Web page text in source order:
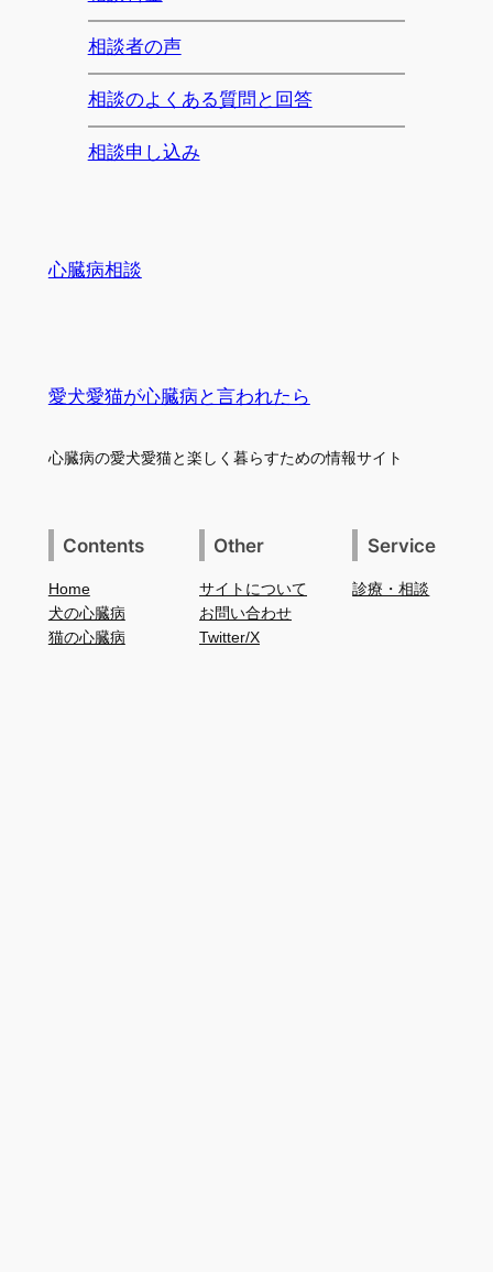
相談者の声
相談のよくある質問と回答
相談申し込み
心臓病相談
愛犬愛猫が心臓病と言われたら
心臓病の愛犬愛猫と楽しく暮らすための情報サイト
Contents
Home
犬の心臓病
猫の心臓病
Other
サイトについて
お問い合わせ
Twitter/X
Service
診療・相談